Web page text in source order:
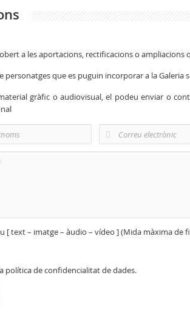
a les aportacions, rectificacions o ampliacions
personatges que es puguin incorporar a la Galeria
gràfic o audiovisual, el podeu enviar o
[ text – imatge – àudio – vídeo ] (Mida màxima de
política de confidencialitat de dades.